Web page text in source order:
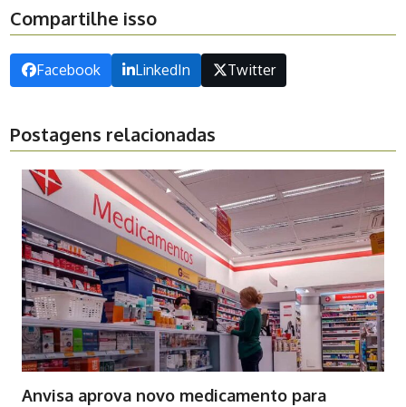
Compartilhe isso
Facebook LinkedIn Twitter
Postagens relacionadas
Anvisa aprova novo medicamento para